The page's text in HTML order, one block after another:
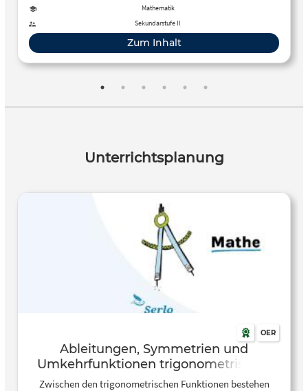
übersichtlich in einer Tabelle dargestellt werden.
Mathematik
Sekundarstufe II
Zum Inhalt
Unterrichtsplanung
OER
Ableitungen, Symmetrien und
Umkehrfunktionen trigonometrischer
Funktionen
Zwischen den trigonometrischen Funktionen bestehen